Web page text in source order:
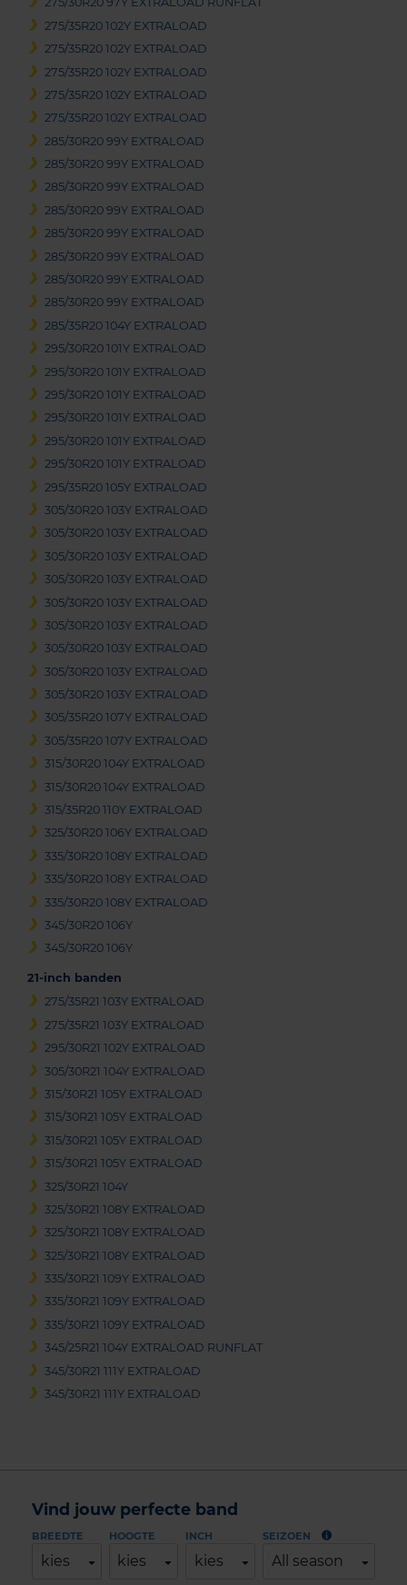
275/35R20 102Y EXTRALOAD
275/35R20 102Y EXTRALOAD
275/35R20 102Y EXTRALOAD
275/35R20 102Y EXTRALOAD
275/35R20 102Y EXTRALOAD
285/30R20 99Y EXTRALOAD
285/30R20 99Y EXTRALOAD
285/30R20 99Y EXTRALOAD
285/30R20 99Y EXTRALOAD
285/30R20 99Y EXTRALOAD
285/30R20 99Y EXTRALOAD
285/30R20 99Y EXTRALOAD
285/30R20 99Y EXTRALOAD
285/35R20 104Y EXTRALOAD
295/30R20 101Y EXTRALOAD
295/30R20 101Y EXTRALOAD
295/30R20 101Y EXTRALOAD
295/30R20 101Y EXTRALOAD
295/30R20 101Y EXTRALOAD
295/30R20 101Y EXTRALOAD
295/35R20 105Y EXTRALOAD
305/30R20 103Y EXTRALOAD
305/30R20 103Y EXTRALOAD
305/30R20 103Y EXTRALOAD
305/30R20 103Y EXTRALOAD
305/30R20 103Y EXTRALOAD
305/30R20 103Y EXTRALOAD
305/30R20 103Y EXTRALOAD
305/30R20 103Y EXTRALOAD
305/30R20 103Y EXTRALOAD
305/35R20 107Y EXTRALOAD
305/35R20 107Y EXTRALOAD
315/30R20 104Y EXTRALOAD
315/30R20 104Y EXTRALOAD
315/35R20 110Y EXTRALOAD
325/30R20 106Y EXTRALOAD
335/30R20 108Y EXTRALOAD
335/30R20 108Y EXTRALOAD
335/30R20 108Y EXTRALOAD
345/30R20 106Y
345/30R20 106Y
21-inch banden
275/35R21 103Y EXTRALOAD
275/35R21 103Y EXTRALOAD
295/30R21 102Y EXTRALOAD
305/30R21 104Y EXTRALOAD
315/30R21 105Y EXTRALOAD
315/30R21 105Y EXTRALOAD
315/30R21 105Y EXTRALOAD
315/30R21 105Y EXTRALOAD
325/30R21 104Y
325/30R21 108Y EXTRALOAD
325/30R21 108Y EXTRALOAD
325/30R21 108Y EXTRALOAD
335/30R21 109Y EXTRALOAD
335/30R21 109Y EXTRALOAD
335/30R21 109Y EXTRALOAD
345/25R21 104Y EXTRALOAD RUNFLAT
345/30R21 111Y EXTRALOAD
345/30R21 111Y EXTRALOAD
Vind jouw perfecte band
BREEDTE
kies
HOOGTE
kies
INCH
kies
SEIZOEN
All season